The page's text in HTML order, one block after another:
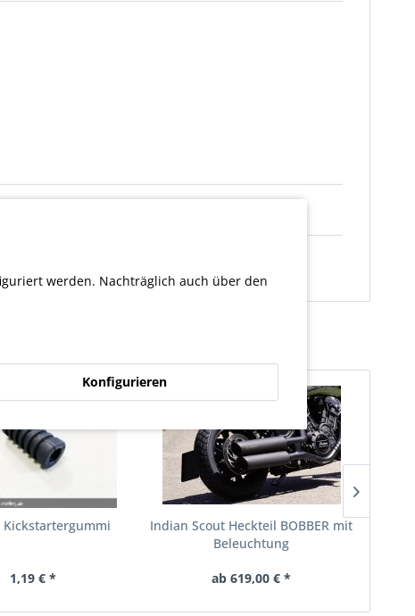
Kickstartergummi
1,19 € *
Indian Scout Heckteil BOBBER mit
Beleuchtung
ab 619,00 € *
werden. Nachträglich auch über den
Konfigurieren